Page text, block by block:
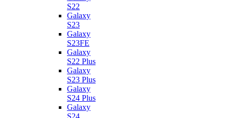
S22
Galaxy
S23
Galaxy
S23FE
Galaxy
S22 Plus
Galaxy
S23 Plus
Galaxy
S24 Plus
Galaxy
S24